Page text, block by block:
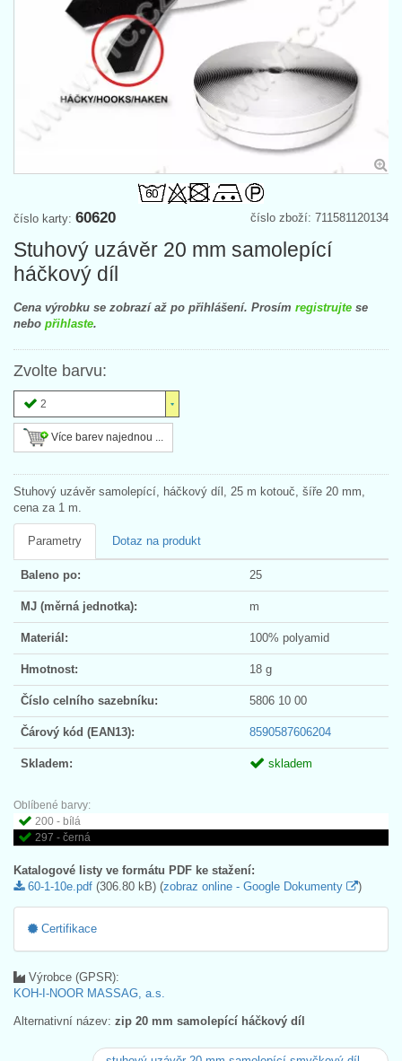
číslo zboží: 711581120134
číslo karty: 60620
Stuhový uzávěr 20 mm samolepící
háčkový díl
Cena výrobku se zobrazí až po přihlášení. Prosím registrujte se
nebo přihlaste.
Zvolte barvu:
2
Více barev najednou ...
Stuhový uzávěr samolepící, háčkový díl, 25 m kotouč, šíře 20 mm,
cena za 1 m.
Parametry Dotaz na produkt
Baleno po: 25
MJ (měrná jednotka): m
Materiál: 100% polyamid
Hmotnost: 18 g
Číslo celního sazebníku: 5806 10 00
Čárový kód (EAN13): 8590587606204
Skladem: skladem
Oblíbené barvy:
200 - bílá
297 - černá
Katalogové listy ve formátu PDF ke stažení:
60-1-10e.pdf (306.80 kB) (zobraz online - Google Dokumenty )
Certifikace
Výrobce (GPSR):
KOH-I-NOOR MASSAG, a.s.
Alternativní název: zip 20 mm samolepící háčkový díl